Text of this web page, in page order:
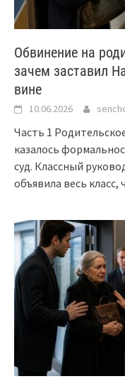
Обвинение на
зачем заставил
вине
10.06.2026
Часть 1
казалось
суд. Классный
объявила весь